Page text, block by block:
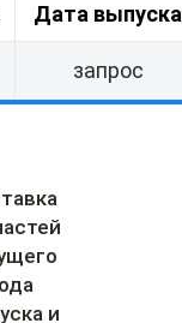
Дата выпуска
запрос